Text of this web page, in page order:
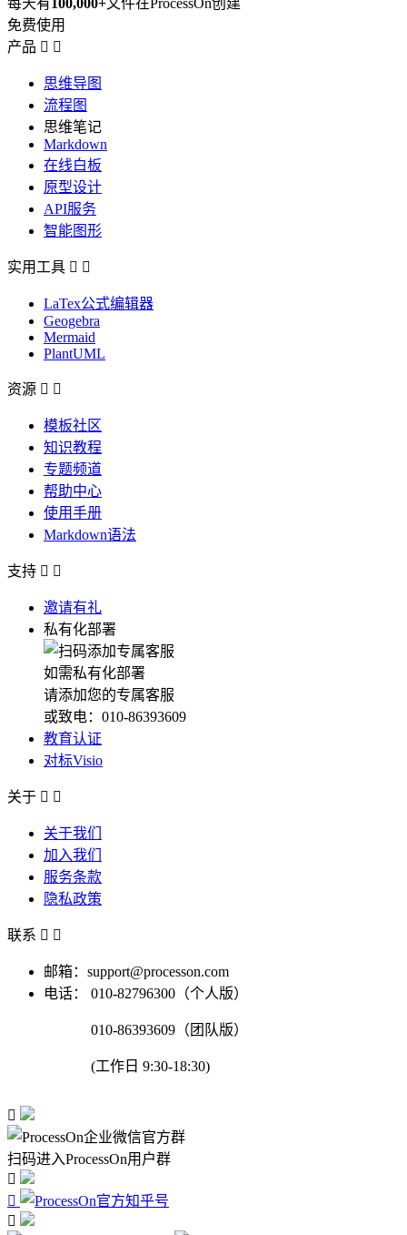
每天有100,000+文件在ProcessOn创建
免费使用
产品  
思维导图
流程图
思维笔记
Markdown
在线白板
原型设计
API服务
智能图形
实用工具  
LaTex公式编辑器
Geogebra
Mermaid
PlantUML
资源  
模板社区
知识教程
专题频道
帮助中心
使用手册
Markdown语法
支持  
邀请有礼
私有化部署
如需私有化部署
请添加您的专属客服
或致电：010-86393609
教育认证
对标Visio
关于  
关于我们
加入我们
服务条款
隐私政策
联系  
邮箱：support@processon.com
电话：
010-82796300（个人版）
010-86393609（团队版）
(工作日 9:30-18:30)

扫码进入ProcessOn用户群


